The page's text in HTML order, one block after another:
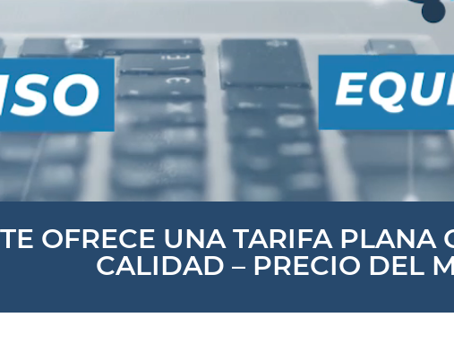
OFRECE UNA TARIFA PLANA
CALIDAD – PRECIO DEL